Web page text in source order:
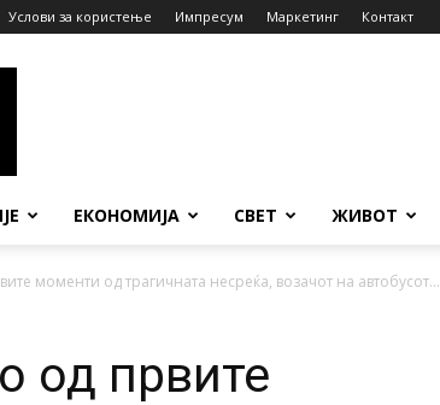
Услови за користење Импресум Маркетинг Контакт
ЕКОНОМИЈА СВЕТ ЖИВОТ
моменти од трагичната несреќа, возачот на автобусот...
од првите